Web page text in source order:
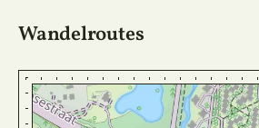
Wandelroutes